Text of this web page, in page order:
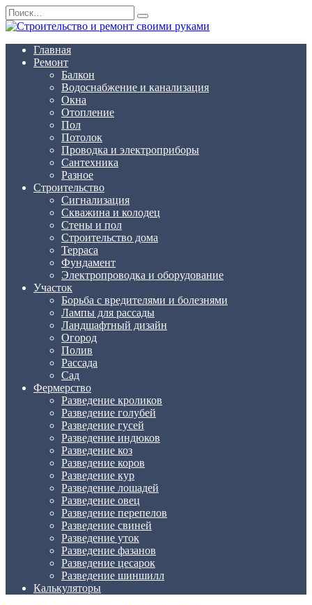
Перейти
к
содержанию
Search
for:
Главная
Ремонт
Балкон
Водоснабжение и канализация
Окна
Отопление
Пол
Потолок
Проводка и электроприборы
Сантехника
Разное
Строительство
Сигнализация
Скважина и колодец
Стены и пол
Строительство дома
Терраса
Фундамент
Электропроводка и оборудование
Участок
Борьба с вредителями и болезнями
Лампы для рассады
Ландшафтный дизайн
Огород
Полив
Рассада
Сад
Фермерство
Разведение кроликов
Разведение голубей
Разведение гусей
Разведение индюков
Разведение коз
Разведение коров
Разведение кур
Разведение лошадей
Разведение овец
Разведение перепелов
Разведение свиней
Разведение уток
Разведение фазанов
Разведение цесарок
Разведение шиншилл
Калькуляторы